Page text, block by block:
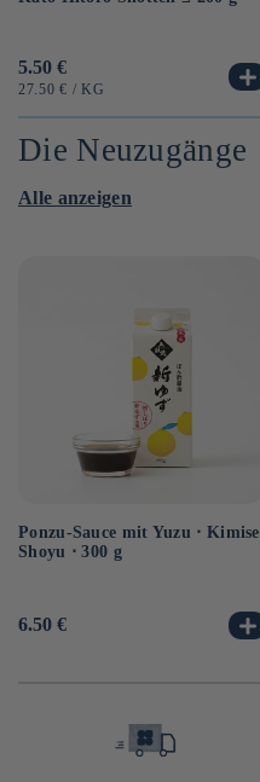
Normaler
Preis
5.50 €
GRUNDPREIS
27.50 € / PRO
KG
Die Neuzugänge
Alle anzeigen
Ponzu-Sauce mit Yuzu ⋅ Kimise
Shoyu ⋅ 300 g
Normaler
6.50 €